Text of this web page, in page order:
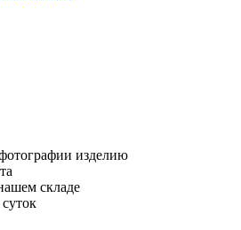
изделию
складе